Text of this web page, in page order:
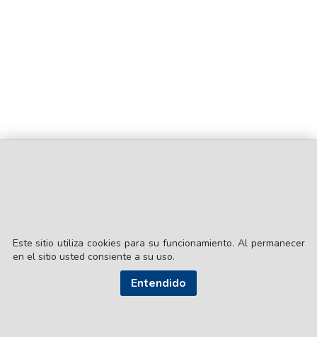
Director Editorial: Lic. Gustavo Eduardo Ick
Santiago del Estero / República Argentina
Este sitio utiliza cookies para su funcionamiento. Al permanecer
en el sitio usted consiente a su uso.
Entendido